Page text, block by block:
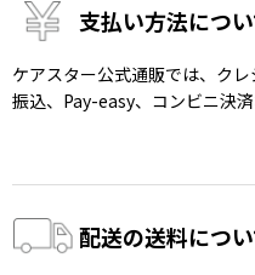
支払い方法につ
ケアスター公式通販では、ク
振込、Pay-easy、コンビニ決
配送の送料につ